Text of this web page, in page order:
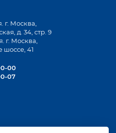
г. Москва,
д. 34, стр. 9
г. Москва,
шоссе, 41
00
07